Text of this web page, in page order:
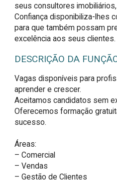
seus consultores
Confiança disponibiliza-lhes
para que também possam
excelência aos seus clientes.
DESCRIÇÃO DA
Vagas disponíveis para
aprender e crescer.
Aceitamos candidatos sem
Oferecemos formação
sucesso.
Áreas:
– Comercial
– Vendas
– Gestão de Clientes